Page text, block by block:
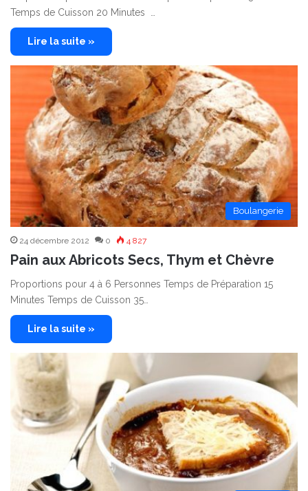
Temps de Cuisson 20 Minutes …
Lire la suite »
Boulangerie
24 décembre 2012 0 4 827
Pain aux Abricots Secs, Thym et Chèvre
Proportions pour 4 à 6 Personnes Temps de Préparation 15
Minutes Temps de Cuisson 35…
Lire la suite »